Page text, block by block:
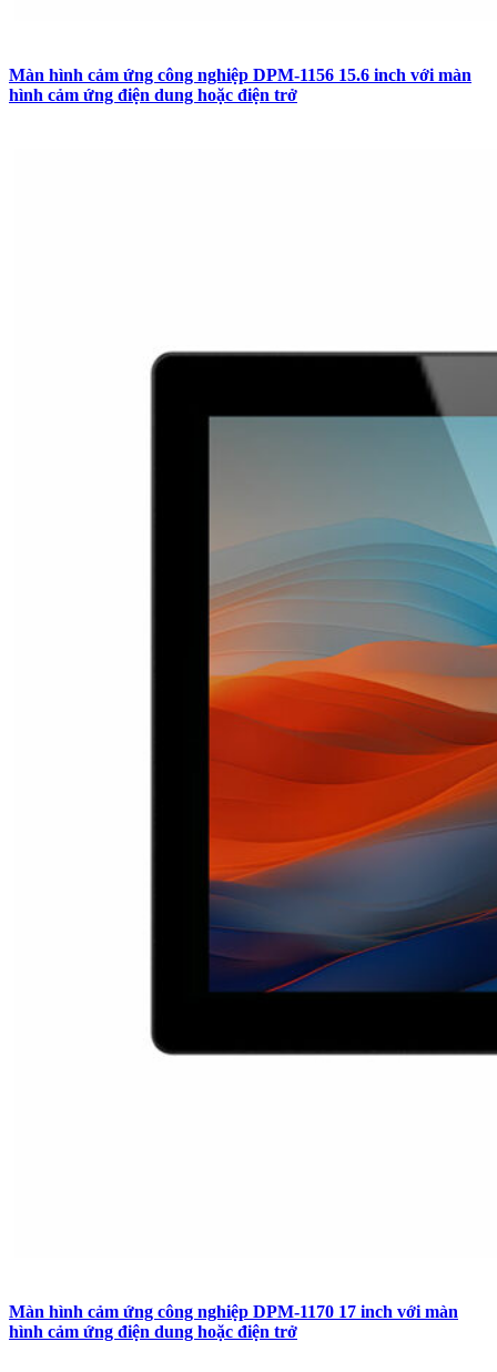
Màn hình cảm ứng công nghiệp DPM-1156 15.6 inch với màn
hình cảm ứng điện dung hoặc điện trở
Màn hình cảm ứng công nghiệp DPM-1170 17 inch với màn
hình cảm ứng điện dung hoặc điện trở